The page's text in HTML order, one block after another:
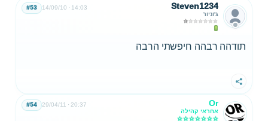
Steven1234
ג'וניור
14/09/10 14:03
#53
תודהה רבהה חיפשתי הרבה
שתף
Or
אחראי קהילה
29/04/11 20:37
#54